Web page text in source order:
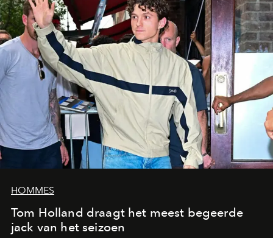
HOMMES
Tom Holland draagt het meest begeerde
jack van het seizoen